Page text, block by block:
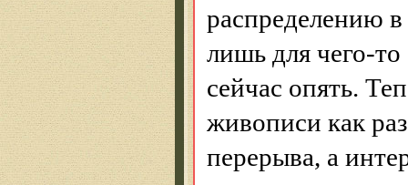
распределению в
лишь для чего-
сейчас опять.
живописи как
перерыва, а